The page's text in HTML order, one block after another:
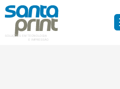
SOLUÇÕES EM TECNOLOGIA
E IMPRESSÃO